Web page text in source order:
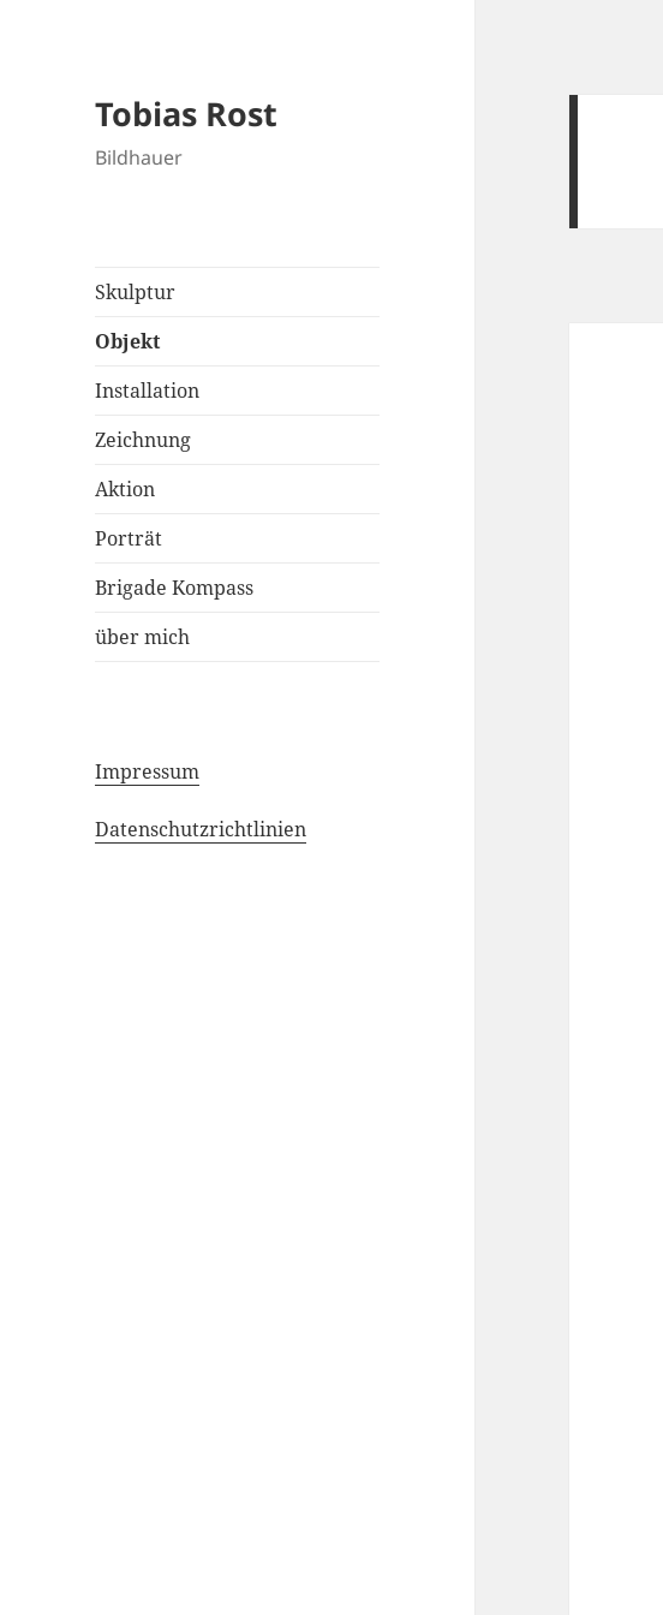
Tobias Rost
Bildhauer
Skulptur
Objekt
Installation
Zeichnung
Aktion
Porträt
Brigade Kompass
über mich
Impressum
Datenschutzrichtlinien